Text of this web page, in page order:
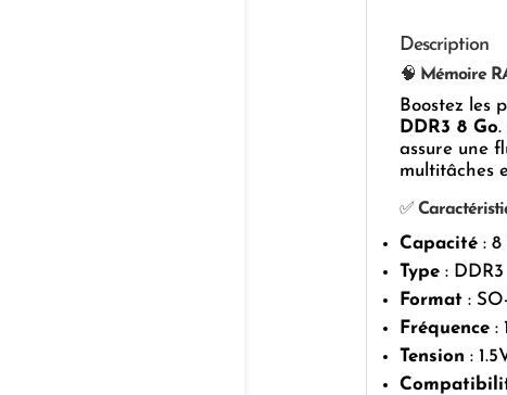
Description
🧠 Mémoire
Boostez les
DDR3 8 Go.
assure une
multitâches
✅
Capacité: 8
Type: DDR3
Format:
Fréquence:
Tension :